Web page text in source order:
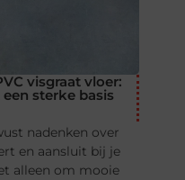
visgraat vloer:
sterke basis
nadenken over
en aansluit bij je
alleen om mooie